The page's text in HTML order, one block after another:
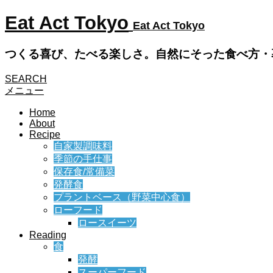
Eat Act Tokyo Eat Act Tokyo
つくる喜び、たべる楽しさ。自然にそった食べ方
SEARCH
メニュー
Home
About
Recipe
自家製調味料
季節の手仕事
保存食/常備菜
発酵食
プラントベース（野菜中心食）
ローフード
ロースイーツ
Reading
食
発酵